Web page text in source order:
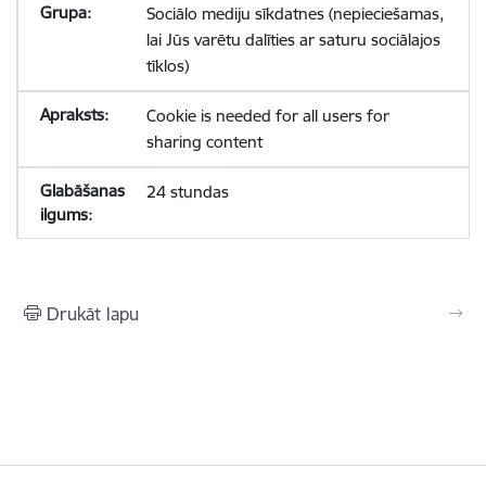
Sociālo mediju sīkdatnes (nepieciešamas,
lai Jūs varētu dalīties ar saturu sociālajos
tīklos)
Cookie is needed for all users for
sharing content
24 stundas
Drukāt lapu